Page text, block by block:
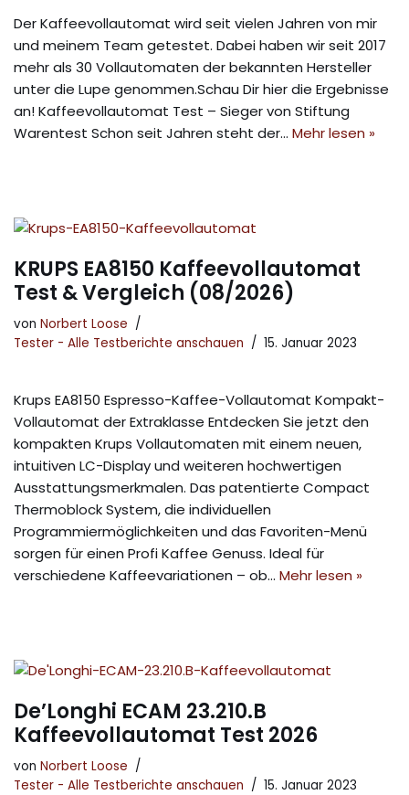
Der Kaffeevollautomat wird seit vielen Jahren von mir
und meinem Team getestet. Dabei haben wir seit 2017
mehr als 30 Vollautomaten der bekannten Hersteller
unter die Lupe genommen.Schau Dir hier die Ergebnisse
an! Kaffeevollautomat Test – Sieger von Stiftung
Warentest Schon seit Jahren steht der… Mehr lesen »
KRUPS EA8150 Kaffeevollautomat
Test & Vergleich (08/2026)
von Norbert Loose
Tester - Alle Testberichte anschauen
15. Januar 2023
Krups EA8150 Espresso-Kaffee-Vollautomat Kompakt-
Vollautomat der Extraklasse Entdecken Sie jetzt den
kompakten Krups Vollautomaten mit einem neuen,
intuitiven LC-Display und weiteren hochwertigen
Ausstattungsmerkmalen. Das patentierte Compact
Thermoblock System, die individuellen
Programmiermöglichkeiten und das Favoriten-Menü
sorgen für einen Profi Kaffee Genuss. Ideal für
verschiedene Kaffeevariationen – ob… Mehr lesen »
De’Longhi ECAM 23.210.B
Kaffeevollautomat Test 2026
von Norbert Loose
Tester - Alle Testberichte anschauen
15. Januar 2023